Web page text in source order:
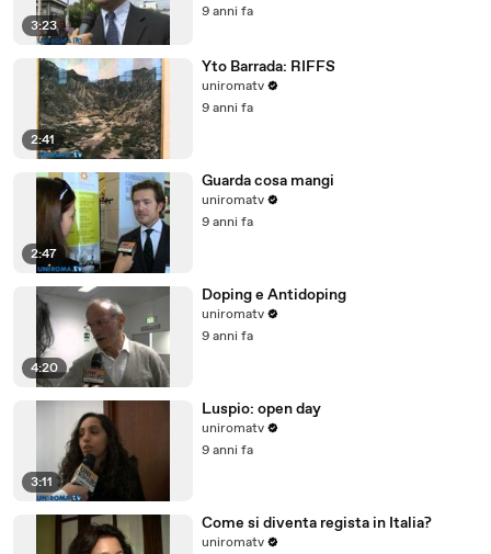
3:23
9 anni fa
2:41
Yto Barrada: RIFFS
uniromatv
9 anni fa
2:47
Guarda cosa mangi
uniromatv
9 anni fa
4:20
Doping e Antidoping
uniromatv
9 anni fa
3:11
Luspio: open day
uniromatv
9 anni fa
Come si diventa regista in Italia?
uniromatv